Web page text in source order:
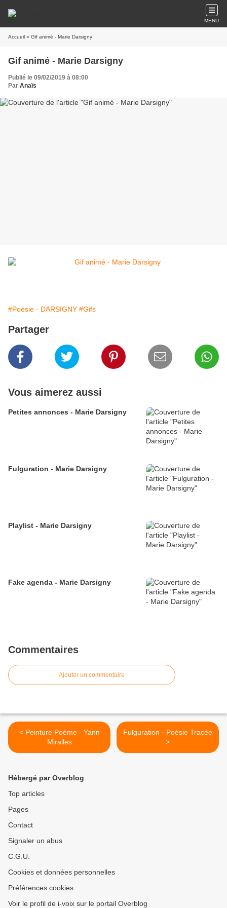
MENU
Accueil » Gif animé - Marie Darsigny
Gif animé - Marie Darsigny
Publié le 09/02/2019 à 08:00
Par Anaïs
#Poésie - DARSIGNY #Gifs
Partager
Vous aimerez aussi
Petites annonces - Marie Darsigny
Fulguration - Marie Darsigny
Playlist - Marie Darsigny
Fake agenda - Marie Darsigny
Commentaires
Ajouter un commentaire
< Peinture Poème - Yann
Miralles
Fulguration - Poésie Tracée
>
Hébergé par Overblog
Top articles
Pages
Contact
Signaler un abus
C.G.U.
Cookies et données personnelles
Préférences cookies
Voir le profil de i-voix sur le portail Overblog